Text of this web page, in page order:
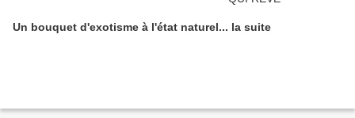
Un bouquet d'exotisme à l'état naturel... la suite